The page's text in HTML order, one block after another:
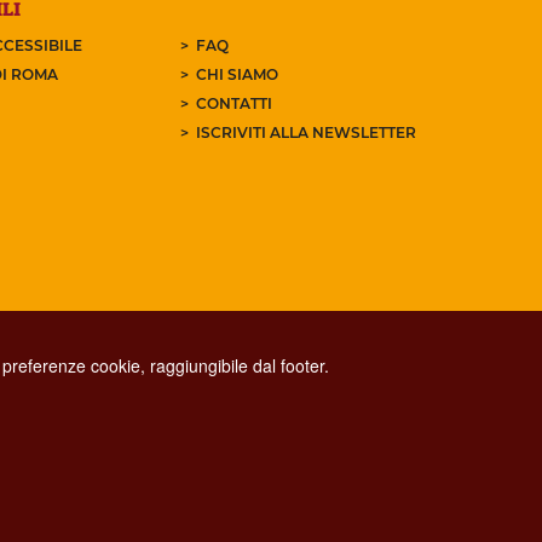
ROMA
FAQ
CHI SIAMO
CONTATTI
ISCRIVITI ALLA NEWSLETTER
cookie, raggiungibile dal footer.